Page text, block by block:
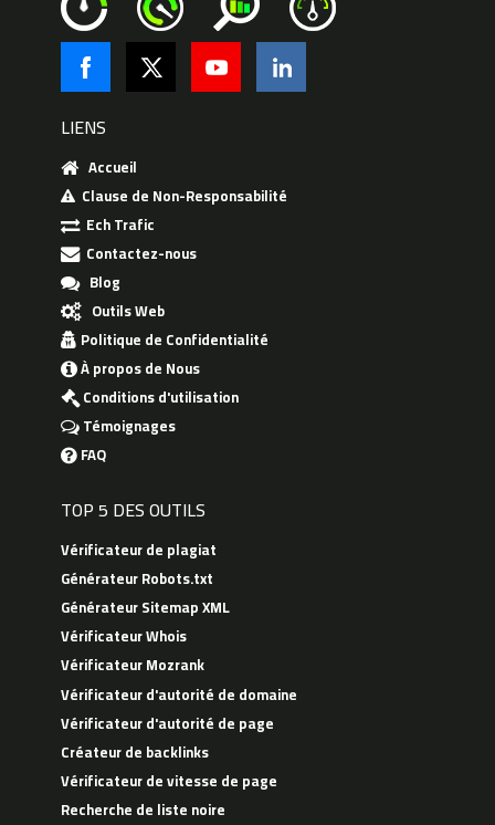
LIENS
Accueil
Clause de Non-Responsabilité
Ech Trafic
Contactez-nous
Blog
Outils Web
Politique de Confidentialité
À propos de Nous
Conditions d'utilisation
Témoignages
FAQ
TOP 5 DES OUTILS
Vérificateur de plagiat
Générateur Robots.txt
Générateur Sitemap XML
Vérificateur Whois
Vérificateur Mozrank
Vérificateur d'autorité de domaine
Vérificateur d'autorité de page
Créateur de backlinks
Vérificateur de vitesse de page
Recherche de liste noire